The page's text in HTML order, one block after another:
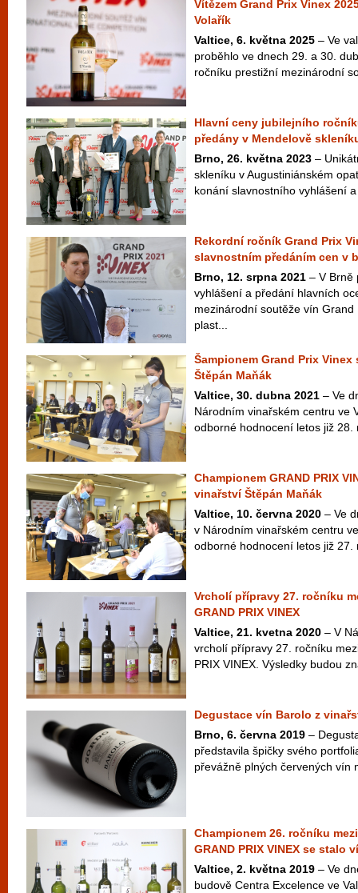
Vítězem Grand Prix Vinex
Volařík
Valtice, 6. května 2025 – Ve
proběhlo ve dnech 29. a 30.
ročníku prestižní mezinárodní
Hlavní ceny jubilejního
předány v Mendelově
Brno, 26. května 2023 –
skleníku v Augustiniánském
konání slavnostního vyhlášení
Rekordní ročník Grand Prix
slavnostním předáním cen v
Brno, 12. srpna 2021 – V Brně
vyhlášení a předání hlavních
mezinárodní soutěže vín
plast...
Šampionem Grand Prix
Štěpán Maňák
Valtice, 30. dubna 2021 – Ve
Národním vinařském centru ve
odborné hodnocení letos již
Championem GRAND PRIX
vinařství Štěpán Maňák
Valtice, 10. června 2020 – Ve
v Národním vinařském centru
odborné hodnocení letos již 27.
Vrcholí přípravy 27. ročníku
GRAND PRIX VINEX
Valtice, 21. kvetna 2020 – V
vrcholí přípravy 27. ročníku
PRIX VINEX. Výsledky budou
Degustace vín Barolo z
Brno, 6. června 2019 –
představila špičky svého
převážně plných červených vín
Championem 26. ročníku
GRAND PRIX VINEX se stalo
Valtice, 2. května 2019 – Ve
budově Centra Excelence ve